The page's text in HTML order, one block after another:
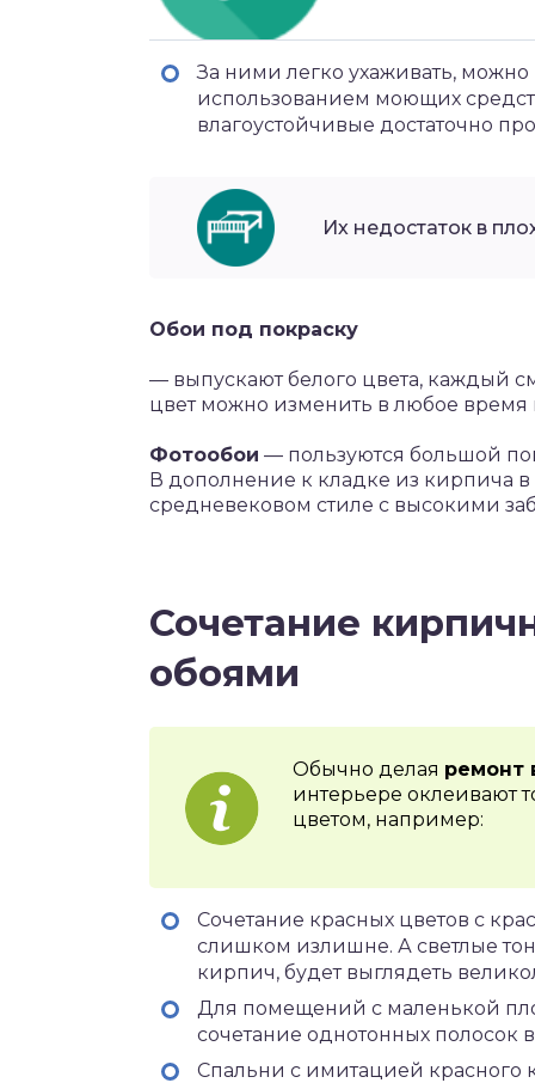
За ними легко ухаживать,
использованием моющих
влагоустойчивые достаточно
Их недостаток в
Обои под покраску
— выпускают белого цвета, каждый
цвет можно изменить в любое время
Фотообои — пользуются большой
В дополнение к кладке из кирпича
средневековом стиле с высокими
Сочетание
обоями
Обычно делая ремонт
интерьере оклеивают
цветом, например:
Сочетание красных цветов с
слишком излишне. А светлые
кирпич, будет выглядеть
Для помещений с маленькой
сочетание однотонных полосок
Спальни с имитацией красного